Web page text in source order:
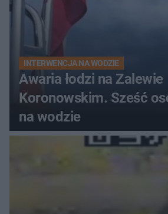
INTERWENCJA NA WODZIE
Awaria łodzi na Zalewie
Koronowskim. Sześć
na wodzie